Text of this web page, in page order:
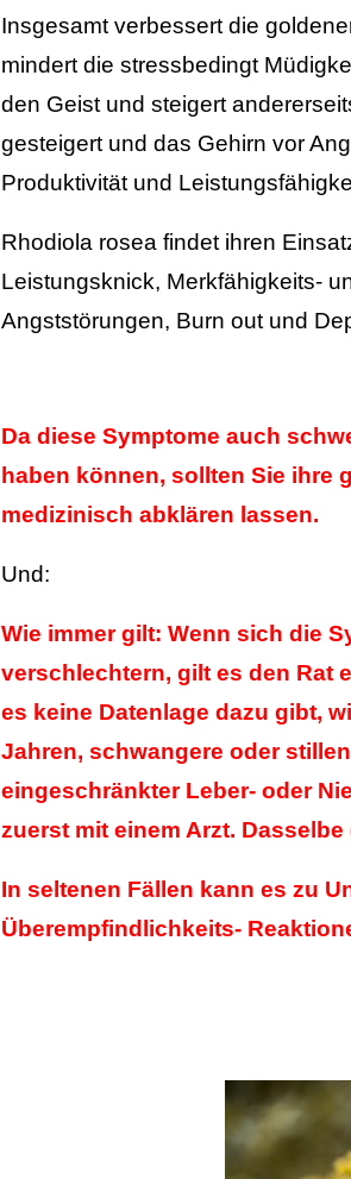
Insgesamt verbessert die
mindert die stressbedingt
den Geist und steigert
gesteigert und das Gehirn vor
Produktivität und
Rhodiola rosea findet ihren
Leistungsknick, Merkfähigkeits-
Angststörungen, Burn out und
Da diese Symptome auch
haben können, sollten Sie ihre
medizinisch abklären lassen.
Und:
Wie immer gilt: Wenn sich die
verschlechtern, gilt es den Rat
es keine Datenlage dazu gibt,
Jahren, schwangere oder
eingeschränkter Leber- oder
zuerst mit einem Arzt.
In seltenen Fällen kann es zu
Überempfindlichkeits-